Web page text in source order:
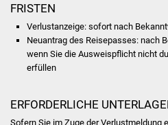
FRISTEN
Verlustanzeige: sofort nach
Neuantrag des Reisepasses: nach
wenn Sie die Ausweispflicht nicht
erfüllen
ERFORDERLICHE
Sofern Sie im Zuge der Verlustmeldung